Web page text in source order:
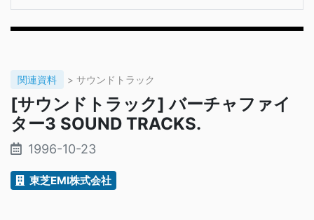
関連資料 > サウンドトラック
[サウンドトラック] バーチャファイ
ター3 SOUND TRACKS.
1996-10-23
東芝EMI株式会社